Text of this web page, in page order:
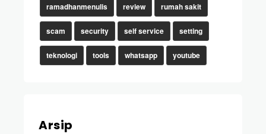
ramadhanmenulis review rumah sakit
scam security self service setting
teknologi tools whatsapp youtube
Arsip